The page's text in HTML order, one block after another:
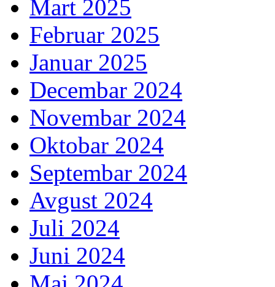
Mart 2025
Februar 2025
Januar 2025
Decembar 2024
Novembar 2024
Oktobar 2024
Septembar 2024
Avgust 2024
Juli 2024
Juni 2024